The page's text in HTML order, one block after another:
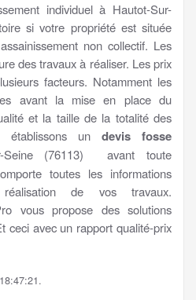
individuel à Hautot-Sur-
si votre propriété est située
non collectif. Les
des travaux à réaliser. Les prix
facteurs. Notamment les
avant la mise en place du
et la taille de la totalité des
établissons un devis fosse
Seine (76113) avant toute
toutes les informations
de vos travaux.
vous propose des solutions
ceci avec un rapport qualité-prix